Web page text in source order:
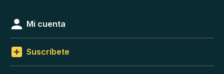
Mi cuenta
Suscríbete